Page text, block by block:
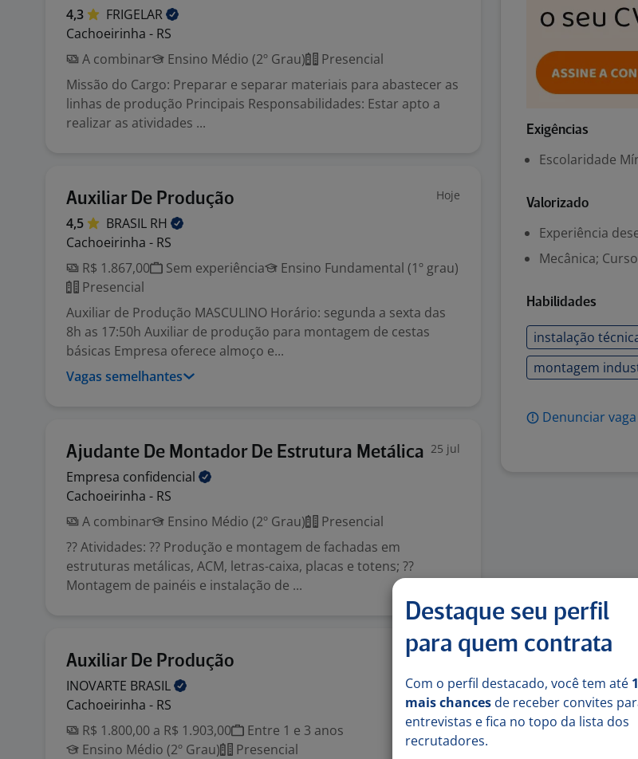
4,3
FRIGELAR
Cachoeirinha - RS
A combinar
Ensino Médio (2º Grau)
Presencial
Missão do Cargo: Preparar e separar materiais para abastecer as
linhas de produção Principais Responsabilidades: Estar apto a
realizar as atividades ...
Auxiliar De Produção Hoje
4,5 BRASIL RH
Cachoeirinha - RS
R$ 1.867,00
Sem experiência
Ensino Fundamental (1º grau)
Presencial
Auxiliar de Produção MASCULINO Horário: segunda a sexta das
8h as 17:50h Auxiliar de produção para montagem de cestas
básicas Empresa oferece almoço e...
Vagas semelhantes
Ajudante De Montador De Estrutura Metálica 25 jul
Empresa confidencial
Cachoeirinha - RS
A combinar
Ensino Médio (2º Grau)
Presencial
?? Atividades: ?? Produção e montagem de fachadas em
estruturas metálicas, ACM, letras-caixa, placas e totens; ??
Montagem de painéis e instalação de ...
Auxiliar De Produção
INOVARTE BRASIL
Cachoeirinha - RS
R$ 1.800,00 a R$ 1.903,00
Entre 1 e 3 anos
Ensino Médio (2º Grau)
Presencial
Exigências
Escolaridade
Valorizado
Experiência
Mecânica;
Habilidades
instalação
montagem
Denunciar vaga
Destaque seu perfil
para quem contrata
Com o perfil destacado, você tem até
mais chances de receber convites
entrevistas e fica no topo da lista dos
recrutadores.